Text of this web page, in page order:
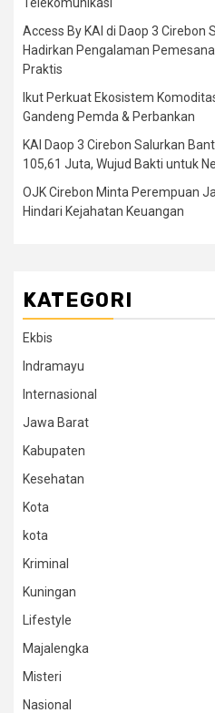
Access By KAI di Daop 3 Cirebon
Hadirkan Pengalaman
Praktis
Ikut Perkuat Ekosistem
Gandeng Pemda & Perbankan
KAI Daop 3 Cirebon Salurkan
105,61 Juta, Wujud Bakti untuk
OJK Cirebon Minta Perempuan
Hindari Kejahatan Keuangan
KATEGORI
Ekbis
Indramayu
Internasional
Jawa Barat
Kabupaten
Kesehatan
Kota
kota
Kriminal
Kuningan
Lifestyle
Majalengka
Misteri
Nasional